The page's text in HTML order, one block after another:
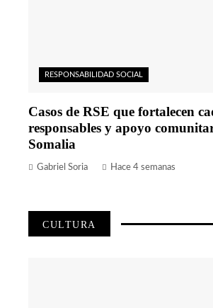
RESPONSABILIDAD SOCIAL
Casos de RSE que fortalecen
responsables y apoyo
Somalia
Gabriel Soria Hace 4 semanas
CULTURA